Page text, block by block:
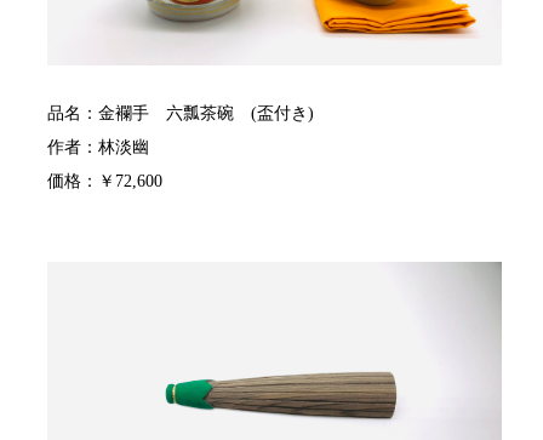
品名：金襴手 六瓢茶碗 (盃付き)
作者：林淡幽
価格：￥72,600